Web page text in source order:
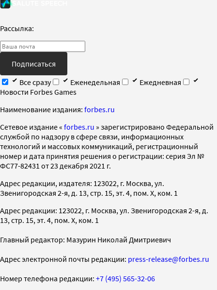
Рассылка:
Подписаться
Все сразу
Еженедельная
Ежедневная
Новости Forbes Games
Наименование издания: forbes.ru
Cетевое издание « forbes.ru » зарегистрировано Федеральной
службой по надзору в сфере связи, информационных
технологий и массовых коммуникаций, регистрационный
номер и дата принятия решения о регистрации: серия Эл №
ФС77-82431 от 23 декабря 2021 г.
Адрес редакции, издателя: 123022, г. Москва, ул.
Звенигородская 2-я, д. 13, стр. 15, эт. 4, пом. X, ком. 1
Адрес редакции: 123022, г. Москва, ул. Звенигородская 2-я, д.
13, стр. 15, эт. 4, пом. X, ком. 1
Главный редактор: Мазурин Николай Дмитриевич
Адрес электронной почты редакции: press-release@forbes.ru
Номер телефона редакции: +7 (495) 565-32-06